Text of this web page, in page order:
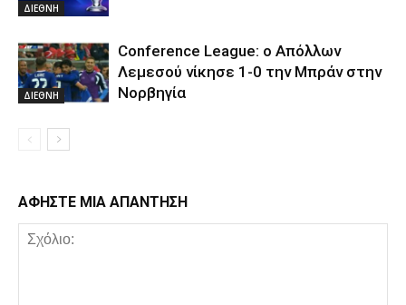
ΔΙΕΘΝΗ
ΔΙΕΘΝΗ
Conference League: ο Απόλλων
Λεμεσού νίκησε 1-0 την Μπράν στην
Νορβηγία
ΑΦΗΣΤΕ ΜΙΑ ΑΠΑΝΤΗΣΗ